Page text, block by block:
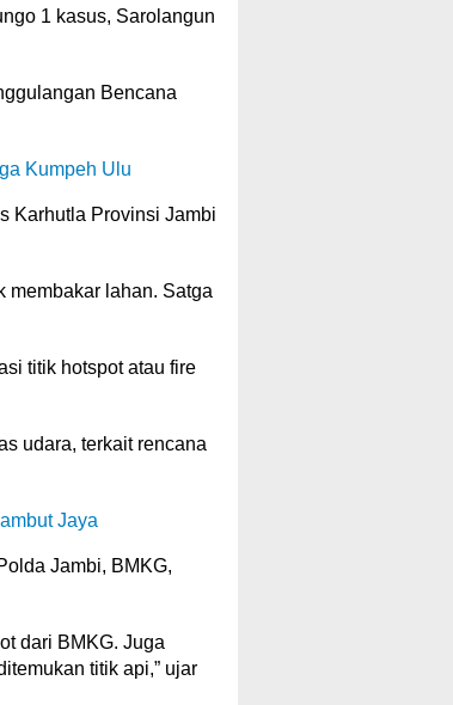
1 kasus, Sarolangun
Bencana
Kumpeh Ulu
Karhutla Provinsi Jambi
membakar lahan. Satga
titik hotspot atau fire
udara, terkait rencana
Jaya
Jambi, BMKG,
dari BMKG. Juga
titik api,” ujar